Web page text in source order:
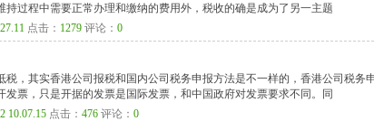
过程中需要正常办理和缴纳的费用外，税收的确是成为了另一主题
点击： 1279 评论： 0
，其实香港公司报税和国内公司税务申报方法是不一样的，香港公司税务申
票，只是开据的发票是国际发票，和中国政府对发票要求不同。同
10.07.15 点击： 476 评论： 0